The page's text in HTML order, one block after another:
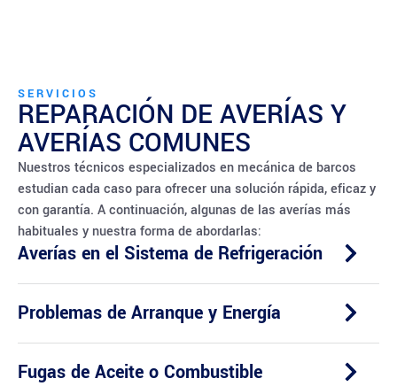
SERVICIOS
REPARACIÓN DE AVERÍAS Y
AVERÍAS COMUNES
Nuestros técnicos especializados en mecánica de barcos
estudian cada caso para ofrecer una solución rápida, eficaz y
con garantía. A continuación, algunas de las averías más
habituales y nuestra forma de abordarlas:
Averías en el Sistema de Refrigeración
Problemas de Arranque y Energía
Fugas de Aceite o Combustible